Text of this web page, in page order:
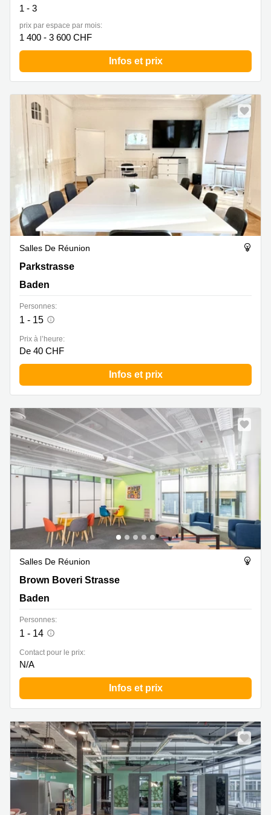
1 - 3
prix par espace par mois:
1 400 - 3 600 CHF
Infos et prix
Salles De Réunion
Parkstrasse 25, Baden
Parkstrasse
Baden
Personnes:
1 - 15
Prix à l’heure:
De 40 CHF
Infos et prix
Salles De Réunion
Brown Boveri Strasse 7, Baden
Brown Boveri Strasse
Baden
Personnes:
1 - 14
Contact pour le prix:
N/A
Infos et prix